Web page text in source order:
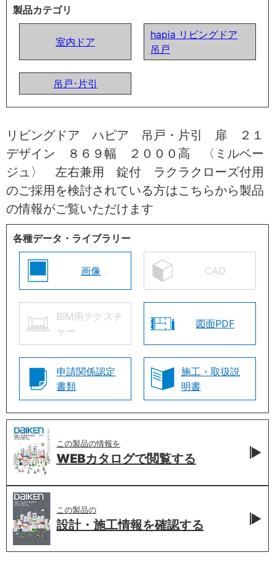
製品カテゴリ
室内ドア
hapia リビングドア
吊戸
吊戸･片引
リビングドア ハピア 吊戸・片引 扉 ２１
デザイン ８６９幅 ２０００高 〈ミルベー
ジュ〉 左右兼用 錠付 ラクラクローズ付用
のご採用を検討されている方はこちらから製品
の情報がご覧いただけます
各種データ・ライブラリー
画像 CAD
BIM用テクスチ
ャー
図面PDF
申請関係認定
書類
施工・取扱説
明書
この製品の情報を
WEBカタログで閲覧する
この製品の
設計・施工情報を確認する